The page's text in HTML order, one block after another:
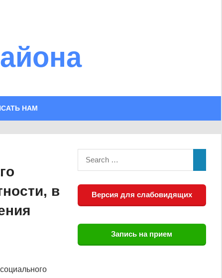
НАМ
в
Версия для слабовидящих
Запись на прием